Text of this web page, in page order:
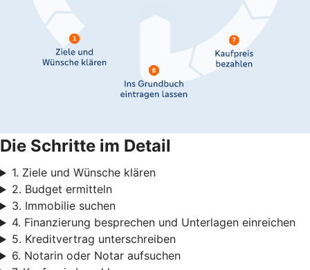
Die Schritte im Detail
1. Ziele und Wünsche klären
2. Budget ermitteln
3. Immobilie suchen
4. Finanzierung besprechen und Unterlagen einreichen
5. Kreditvertrag unterschreiben
6. Notarin oder Notar aufsuchen